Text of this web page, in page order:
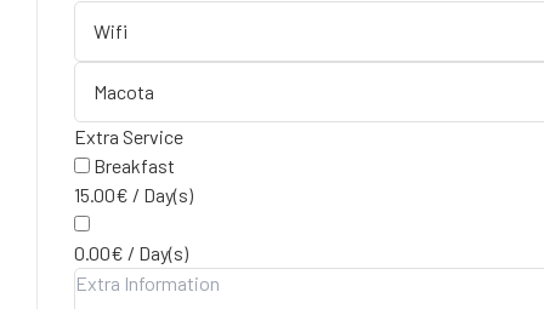
Extra Service
Breakfast
15.00€ / Day(s)
0.00€ / Day(s)